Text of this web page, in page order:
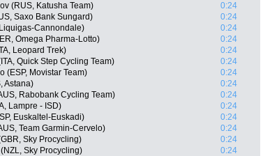
(RUS, Katusha Team)
0:24
Saxo Bank Sungard)
0:24
Cannondale)
0:24
Omega Pharma-Lotto)
0:24
Leopard Trek)
0:24
Quick Step Cycling Team)
0:24
(ESP, Movistar Team)
0:24
Astana)
0:24
Rabobank Cycling Team)
0:24
Lampre - ISD)
0:24
Euskaltel-Euskadi)
0:24
Team Garmin-Cervelo)
0:24
Sky Procycling)
0:24
Sky Procycling)
0:24